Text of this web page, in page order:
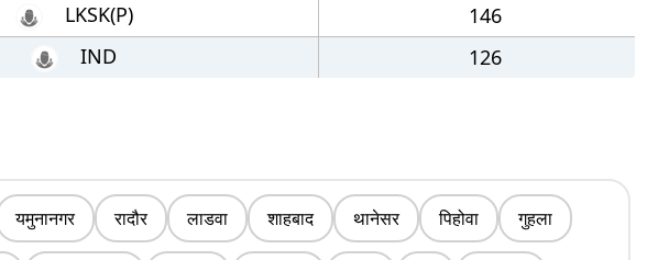
LKSK(P)
146
IND 126
यमुनानगर रादौर लाडवा शाहबाद थानेसर पिहोवा गुहला